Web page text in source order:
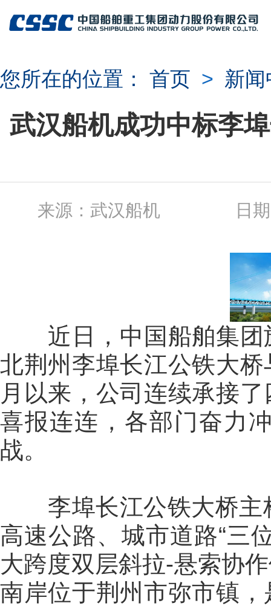
您所在的位置： 首页 > 新
武汉船机成功中标李
来源：武汉船机 日
近日，中国船舶集团
北荆州李埠长江公铁大
月以来，公司连续承接
喜报连连，各部门奋力
战。
李埠长江公铁大桥主
高速公路、城市道路“三
大跨度双层斜拉-悬索协
南岸位于荆州市弥市镇